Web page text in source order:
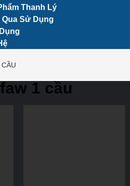
Thanh Lý
Sử Dụng
1 cầu